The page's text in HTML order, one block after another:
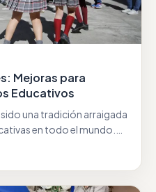
Mejoras para
Educativos
una tradición arraigada
en todo el mundo.…